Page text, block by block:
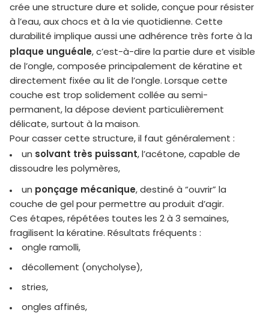
crée une structure dure et solide, conçue pour résister
à l’eau, aux chocs et à la vie quotidienne. Cette
durabilité implique aussi une adhérence très forte à la
plaque unguéale, c’est-à-dire la partie dure et visible
de l’ongle, composée principalement de kératine et
directement fixée au lit de l’ongle. Lorsque cette
couche est trop solidement collée au semi-
permanent, la dépose devient particulièrement
délicate, surtout à la maison.
Pour casser cette structure, il faut généralement :
un solvant très puissant, l’acétone, capable de
dissoudre les polymères,
un ponçage mécanique, destiné à “ouvrir” la
couche de gel pour permettre au produit d’agir.
Ces étapes, répétées toutes les 2 à 3 semaines,
fragilisent la kératine. Résultats fréquents :
ongle ramolli,
décollement (onycholyse),
stries,
ongles affinés,